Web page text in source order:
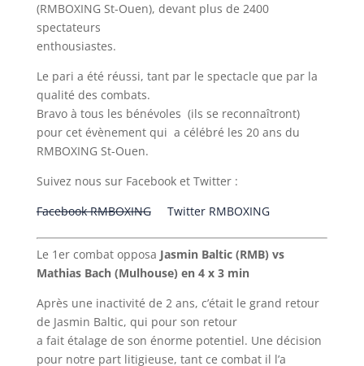
(RMBOXING St-Ouen), devant plus de 2400
spectateurs
enthousiastes.
Le pari a été réussi, tant par le spectacle que par la
qualité des combats.
Bravo à tous les bénévoles (ils se reconnaîtront)
pour cet évènement qui a célébré les 20 ans du
RMBOXING St-Ouen.
Suivez nous sur Facebook et Twitter :
Facebook RMBOXING
Twitter RMBOXING
Le 1er combat opposa Jasmin Baltic (RMB) vs
Mathias Bach (Mulhouse) en 4 x 3 min
Après une inactivité de 2 ans, c’était le grand retour
de Jasmin Baltic, qui pour son retour
a fait étalage de son énorme potentiel. Une décision
pour notre part litigieuse, tant ce combat il l’a